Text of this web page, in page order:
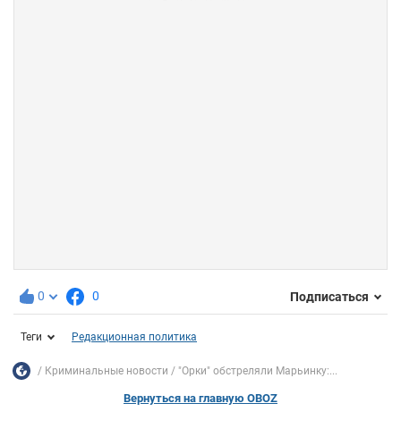
0 0 Подписаться
Теги Редакционная политика
Криминальные новости "Орки" обстреляли Марьинку:...
Вернуться на главную OBOZ